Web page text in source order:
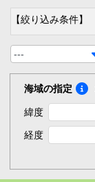
【絞り込み条件】
---
海域の指定
緯度
経度